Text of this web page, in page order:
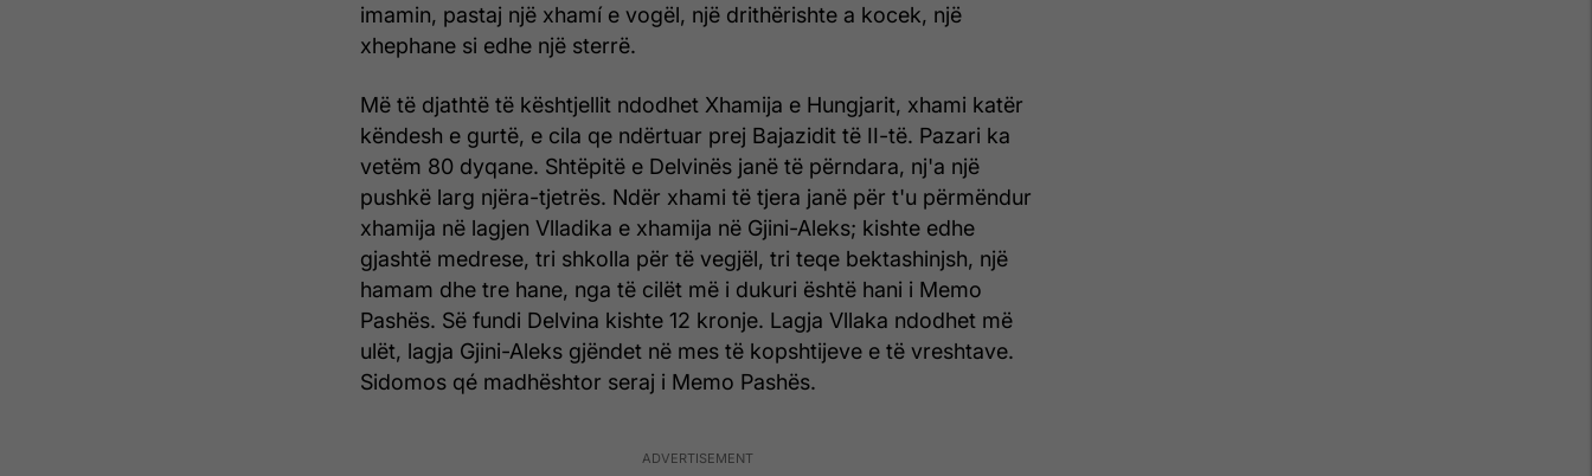
imamin, pastaj një xhamí e vogël, një drithërishte a kocek, një
xhephane si edhe një sterrë.
Më të djathtë të kështjellit ndodhet Xhamija e Hungjarit, xhami katër
këndesh e gurtë, e cila qe ndërtuar prej Bajazidit të II-të. Pazari ka
vetëm 80 dyqane. Shtëpitë e Delvinës janë të përndara, nj'a një
pushkë larg njëra-tjetrës. Ndër xhami të tjera janë për t'u përmëndur
xhamija në lagjen Vlladika e xhamija në Gjini-Aleks; kishte edhe
gjashtë medrese, tri shkolla për të vegjël, tri teqe bektashinjsh, një
hamam dhe tre hane, nga të cilët më i dukuri është hani i Memo
Pashës. Së fundi Delvina kishte 12 kronje. Lagja Vllaka ndodhet më
ulët, lagja Gjini-Aleks gjëndet në mes të kopshtijeve e të vreshtave.
Sidomos qé madhështor seraj i Memo Pashës.